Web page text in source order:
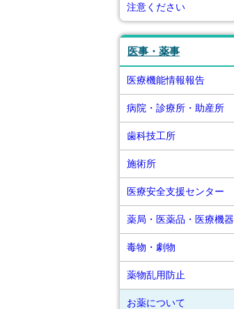
注意ください
医事・薬事
医療機能情報報告
病院・診療所・助産所
歯科技工所
施術所
医療安全支援センター
薬局・医薬品・医療機器
毒物・劇物
薬物乱用防止
お薬について